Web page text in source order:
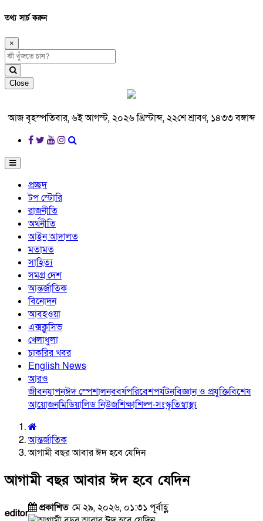
তথ্য সার্চ করুন
×
Close
আজ বৃহস্পতিবার, ৬ই আগস্ট, ২০২৬ খ্রিস্টাব্দ, ২২শে শ্রাবণ, ১৪৩৩ বঙ্গাব্দ
প্রচ্ছদ
টপ স্টোরি
রাজনীতি
অর্থনীতি
আইন আদালত
মতামত
সাহিত্য
সমগ্র দেশ
আন্তর্জাতিক
বিনোদন
আবহওয়া
এক্সক্লুসিভ
খেলাধুলা
চাকরির খবর
English News
আরও
জীবনযাপনঈদ স্পেশালনববর্ষপরিবেশপর্যটনবিজ্ঞান ও প্রযুক্তিবিশেষ
আয়োজনমিডিয়ালিড নিউজশিক্ষাশিল্প-সংস্কৃতিস্বাস্থ্য
আন্তর্জাতিক
আগামী বছর আবার ঈদ হবে যেদিন
আগামী বছর আবার ঈদ হবে যেদিন
editor প্রকাশিত মে ২৯, ২০২৬, ০১:৩১ পূর্বাহ্ণ